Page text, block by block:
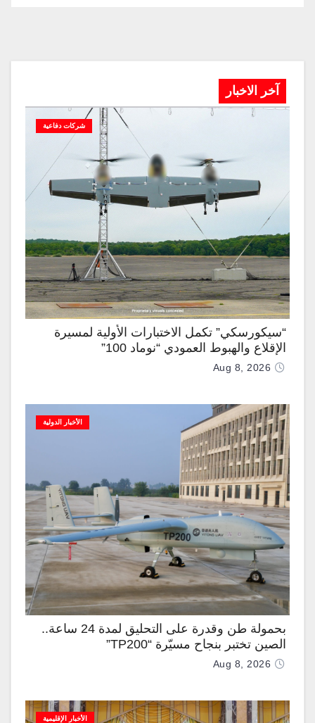
آخر الاخبار
شركات دفاعية
“سيكورسكي” تكمل الاختبارات الأولية لمسيرة
الإقلاع والهبوط العمودي “نوماد 100”
Aug 8, 2026
الأخبار الدولية
بحمولة طن وقدرة على التحليق لمدة 24 ساعة..
الصين تختبر بنجاح مسيّرة “TP200”
Aug 8, 2026
الأخبار الإقليمية